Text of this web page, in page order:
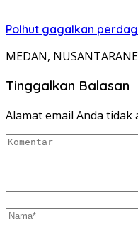
Polhut gagalkan
MEDAN,
Tinggalkan Balasan
Alamat email Anda